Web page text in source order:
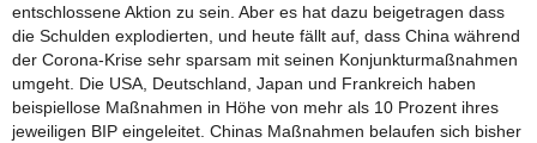
entschlossene Aktion zu sein. Aber es hat dazu beigetragen dass
die Schulden explodierten, und heute fällt auf, dass China während
der Corona-Krise sehr sparsam mit seinen Konjunkturmaßnahmen
umgeht. Die USA, Deutschland, Japan und Frankreich haben
beispiellose Maßnahmen in Höhe von mehr als 10 Prozent ihres
jeweiligen BIP eingeleitet. Chinas Maßnahmen belaufen sich bisher